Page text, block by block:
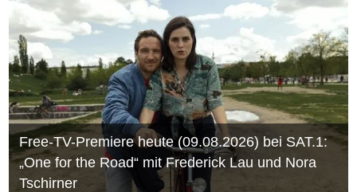
Free-TV-Premiere heute (09.08.2026) bei SAT.1:
„One for the Road“ mit Frederick Lau und Nora
Tschirner